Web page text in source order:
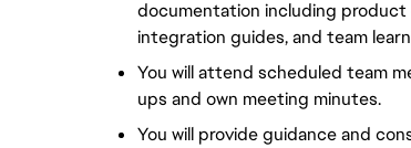
documentation including product
integration guides, and team
You will attend scheduled team
ups and own meeting minutes.
You will provide guidance and